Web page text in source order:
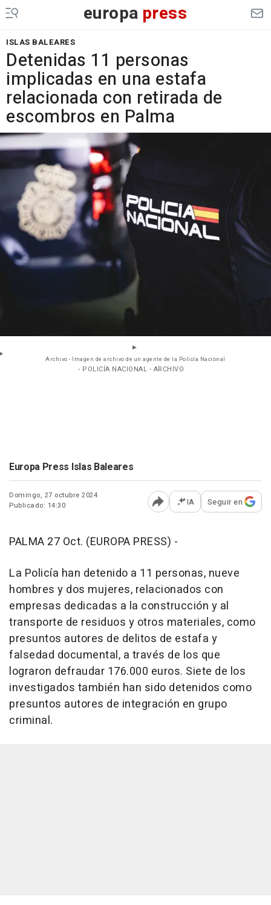
europa press
ISLAS BALEARES
Detenidas 11 personas
implicadas en una estafa
relacionada con retirada de
escombros en Palma
Archivo - Imagen de archivo de un agente de la Policía Nacional
- POLICÍA NACIONAL - ARCHIVO
Europa Press Islas Baleares
Domingo, 27 octubre 2024
Publicado: 14:30
Abrir opciones para
IA Seguir en
PALMA 27 Oct. (EUROPA PRESS) -
La Policía han detenido a 11 personas, nueve
hombres y dos mujeres, relacionados con
empresas dedicadas a la construcción y al
transporte de residuos y otros materiales, como
presuntos autores de delitos de estafa y
falsedad documental, a través de los que
lograron defraudar 176.000 euros. Siete de los
investigados también han sido detenidos como
presuntos autores de integración en grupo
criminal.